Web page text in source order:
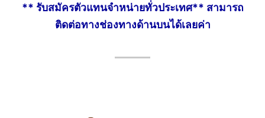
** รับสมัครตัวแทนจำหน่ายทั่วประเทศ** สามารถ
ติดต่อทางช่องทางด้านบนได้เลยค่า